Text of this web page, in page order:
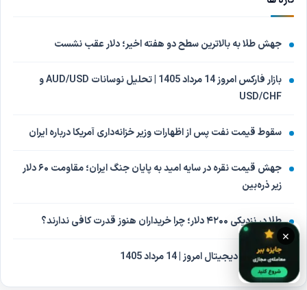
جهش طلا به بالاترین سطح دو هفته اخیر؛ دلار عقب نشست
بازار فارکس امروز 14 مرداد 1405 | تحلیل نوسانات AUD/USD و
USD/CHF
سقوط قیمت نفت پس از اظهارات وزیر خزانه‌داری آمریکا درباره ایران
جهش قیمت نقره در سایه امید به پایان جنگ ایران؛ مقاومت ۶۰ دلار
زیر ذره‌بین
طلا در نزدیکی ۴۲۰۰ دلار؛ چرا خریداران هنوز قدرت کافی ندارند؟
بازار ارزهای دیجیتال امروز | 14 مرداد 1405
×